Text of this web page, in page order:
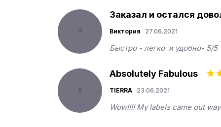
?
Заказал и остался
Виктория 27.06.2021
Быстро - легко  и удобно- 5/5
T
Absolutely Fabulous
TIERRA 23.06.2021
Wow!!!! My labels came out